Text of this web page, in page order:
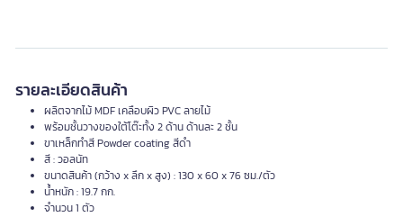
รายละเอียดสินค้า
ผลิตจากไม้ MDF เคลือบผิว PVC ลายไม้
พร้อมชั้นวางของใต้โต๊ะทั้ง 2 ด้าน ด้านละ 2 ชั้น
ขาเหล็กทำสี Powder coating สีดำ
สี : วอลนัท
ขนาดสินค้า (กว้าง x ลึก x สูง) : 130 x 60 x 76 ซม./ตัว
น้ำหนัก : 19.7 กก.
จำนวน 1 ตัว